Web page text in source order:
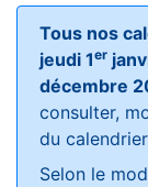
Tous nos
jeudi 1er
décembre
consulter,
du
Selon le